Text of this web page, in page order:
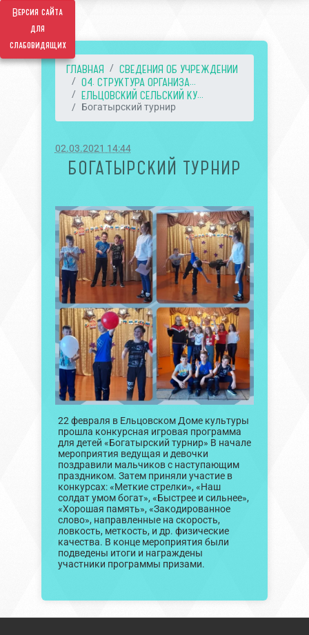
Версия сайта
для
слабовидящих
ГЛАВНАЯ
СВЕДЕНИЯ ОБ УЧРЕЖДЕНИИ
04. СТРУКТУРА ОРГАНИЗА...
ЕЛЬЦОВСКИЙ СЕЛЬСКИЙ КУ...
Богатырский турнир
02.03.2021 14:44
БОГАТЫРСКИЙ ТУРНИР
22 февраля в Ельцовском Доме культуры
прошла конкурсная игровая программа
для детей «Богатырский турнир» В начале
мероприятия ведущая и девочки
поздравили мальчиков с наступающим
праздником. Затем приняли участие в
конкурсах: «Меткие стрелки», «Наш
солдат умом богат», «Быстрее и сильнее»,
«Хорошая память», «Закодированное
слово», направленные на скорость,
ловкость, меткость, и др. физические
качества. В конце мероприятия были
подведены итоги и награждены
участники программы призами.